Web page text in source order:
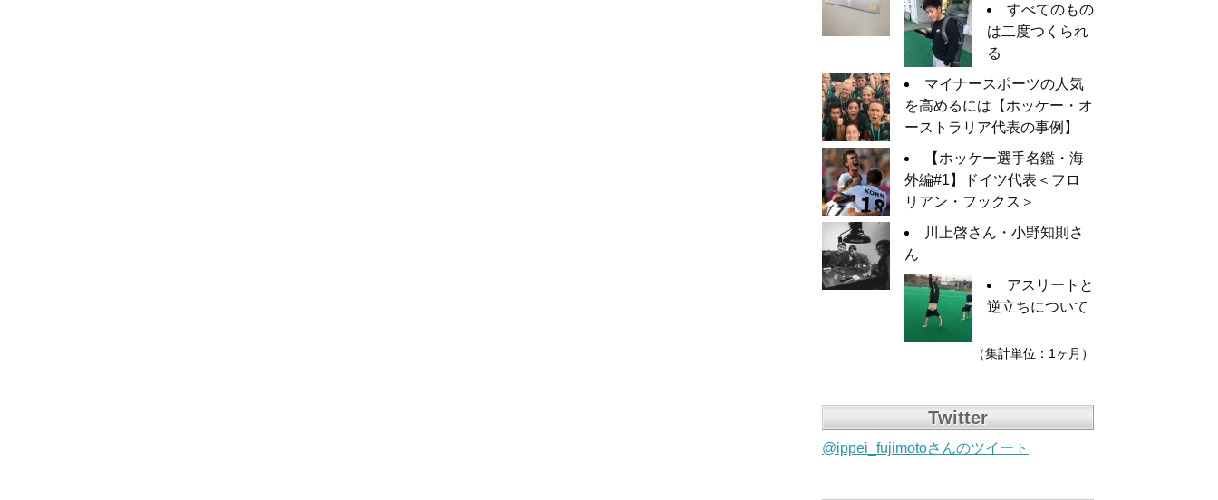
すべてのもの
は二度つくられ
る
マイナースポーツの人気
を高めるには【ホッケー・オ
ーストラリア代表の事例】
【ホッケー選手名鑑・海
外編#1】ドイツ代表＜フロ
リアン・フックス＞
川上啓さん・小野知則さ
ん
アスリートと
逆立ちについて
（集計単位：1ヶ月）
Twitter
@ippei_fujimotoさんのツイート